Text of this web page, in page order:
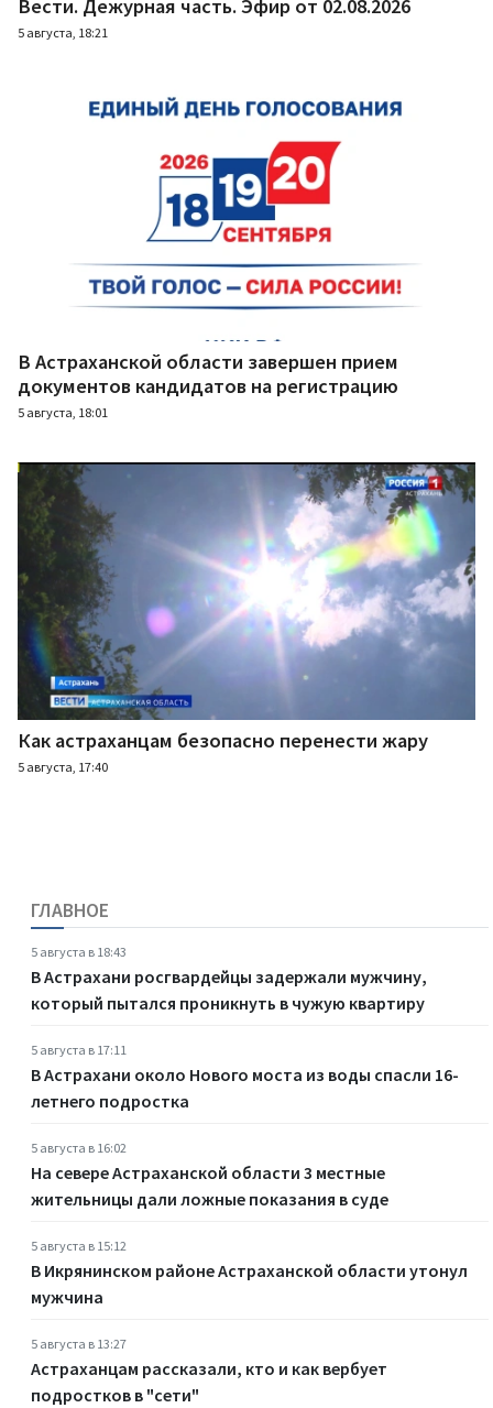
Вести. Дежурная часть. Эфир от 02.08.2026
5 августа, 18:21
В Астраханской области завершен прием
документов кандидатов на регистрацию
5 августа, 18:01
Как астраханцам безопасно перенести жару
5 августа, 17:40
ГЛАВНОЕ
5 августа в 18:43
В Астрахани росгвардейцы задержали мужчину,
который пытался проникнуть в чужую квартиру
5 августа в 17:11
В Астрахани около Нового моста из воды спасли 16-
летнего подростка
5 августа в 16:02
На севере Астраханской области 3 местные
жительницы дали ложные показания в суде
5 августа в 15:12
В Икрянинском районе Астраханской области утонул
мужчина
5 августа в 13:27
Астраханцам рассказали, кто и как вербует
подростков в "сети"